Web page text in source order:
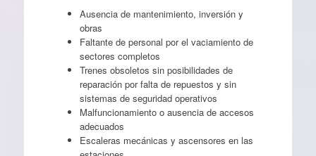
Ausencia de mantenimiento, inversión y
obras
Faltante de personal por el vaciamiento de
sectores completos
Trenes obsoletos sin posibilidades de
reparación por falta de repuestos y sin
sistemas de seguridad operativos
Malfuncionamiento o ausencia de accesos
adecuados
Escaleras mecánicas y ascensores en las